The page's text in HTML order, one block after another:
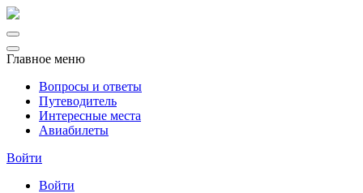
Главное меню
Вопросы и ответы
Путеводитель
Интересные места
Авиабилеты
Войти
Войти